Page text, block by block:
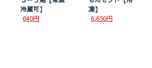
冷蔵可】
640円
凍】
6,650円